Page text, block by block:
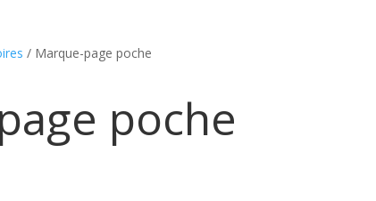
/ Marque-page poche
poche